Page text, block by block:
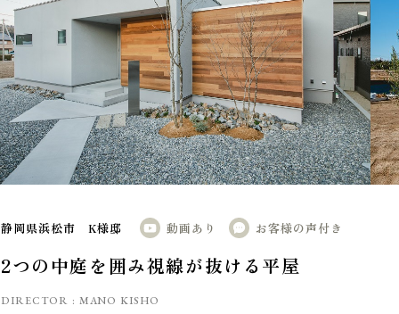
静岡県浜松市 K様邸 動画あり お客様の声付き
2つの中庭を囲み視線が抜ける平屋
DIRECTOR : MANO KISHO